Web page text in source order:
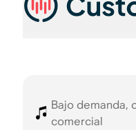
Bajo demanda,
comercial